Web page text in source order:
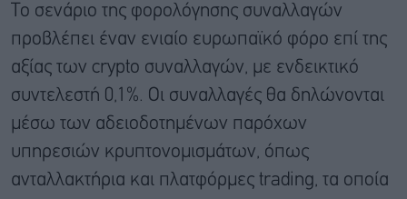
Το σενάριο της φορολόγησης συναλλαγών
προβλέπει έναν ενιαίο ευρωπαϊκό φόρο επί της
αξίας των crypto συναλλαγών, με ενδεικτικό
συντελεστή 0,1%. Οι συναλλαγές θα δηλώνονται
μέσω των αδειοδοτημένων παρόχων
υπηρεσιών κρυπτονομισμάτων, όπως
ανταλλακτήρια και πλατφόρμες trading, τα οποία